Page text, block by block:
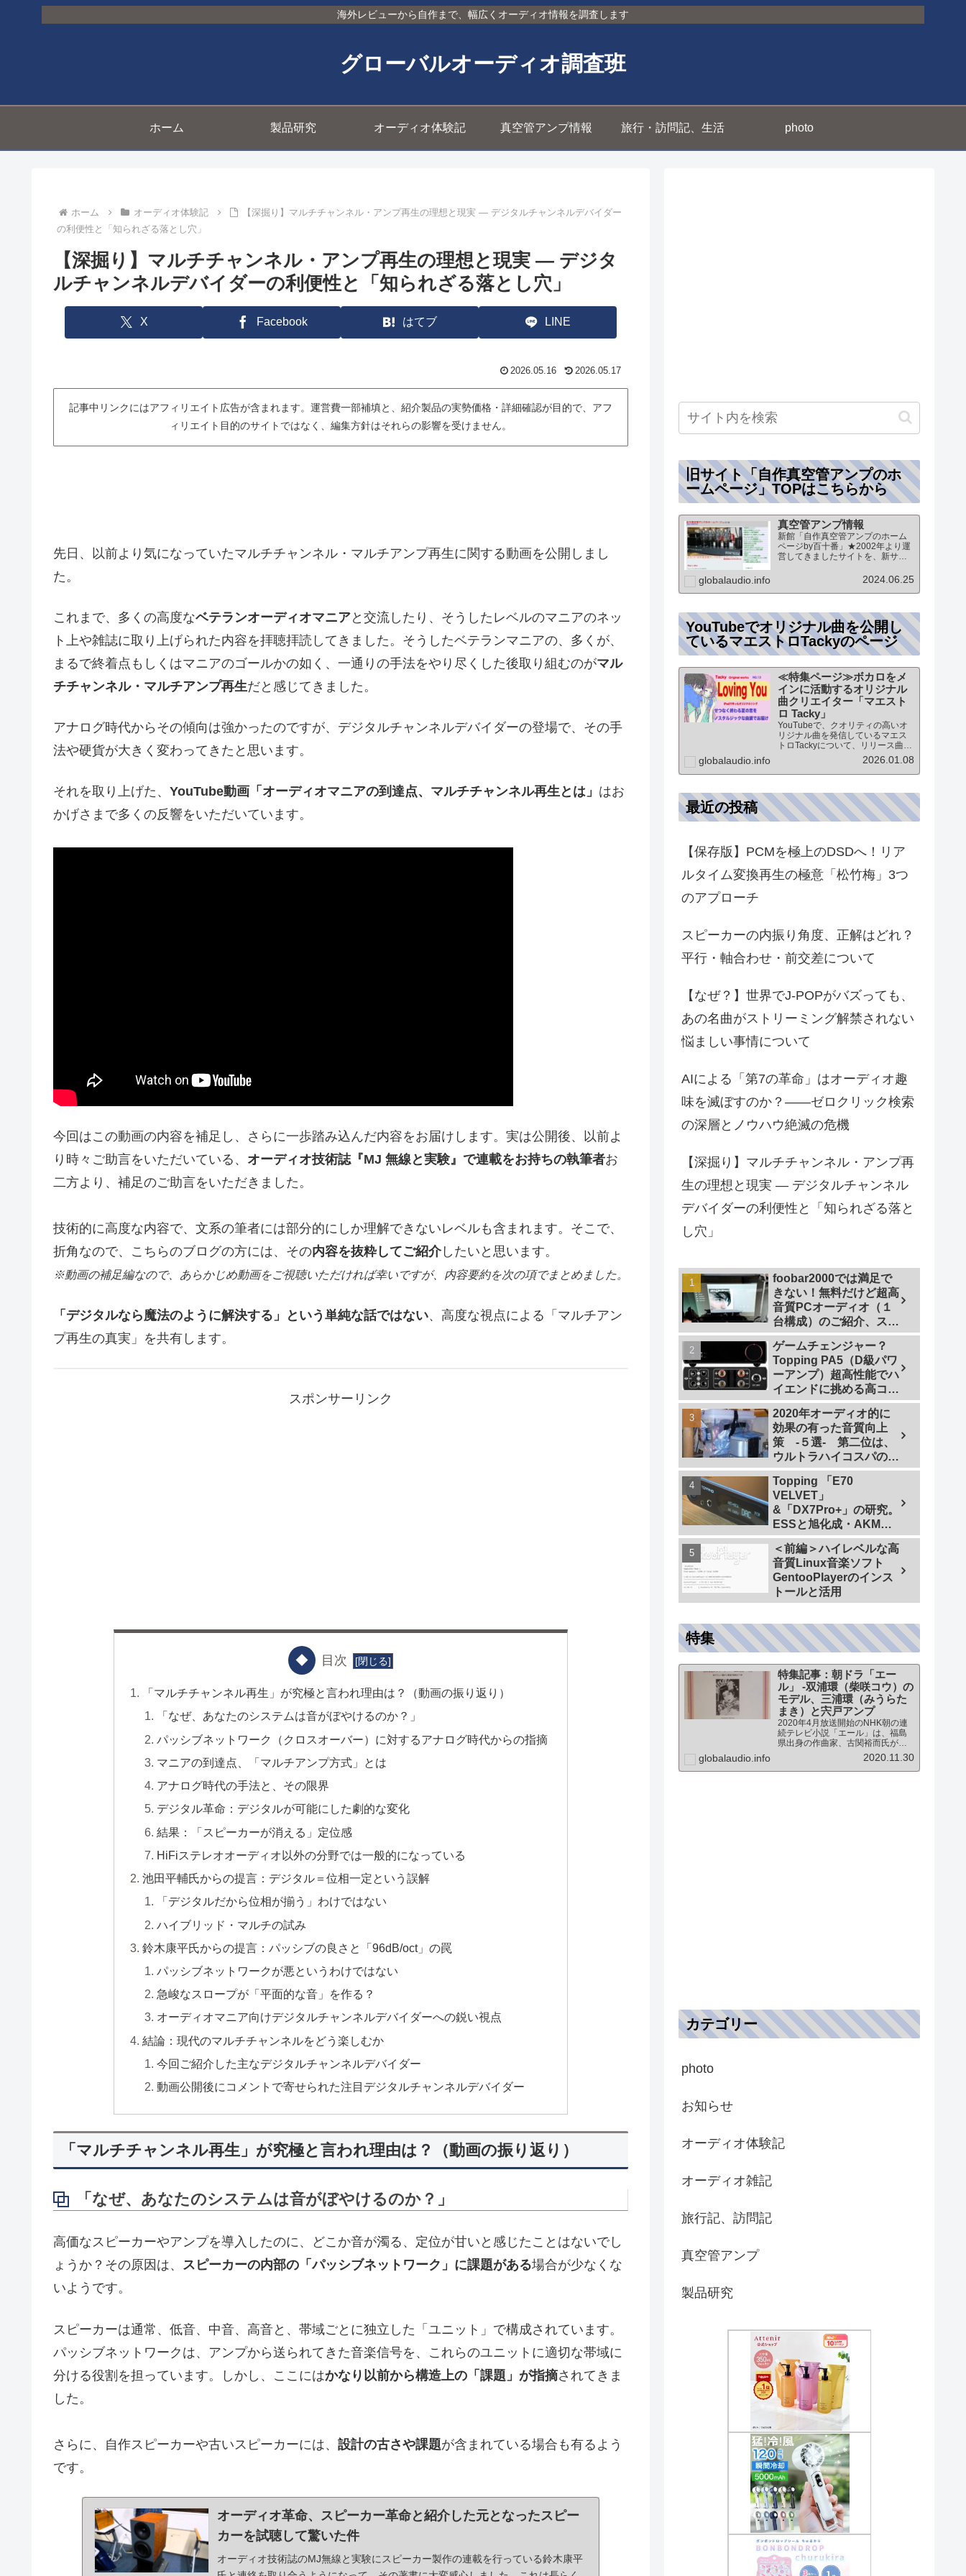
海外レビューから自作まで、幅広くオーディオ情報を調査します
グローバルオーディオ調査班
ホーム 製品研究 オーディオ体験記 真空管アンプ情報 旅行・訪問記、生活 photo
ホーム オーディオ体験記
【深掘り】マルチチャンネル・アンプ再生の理想と現実 — デジタルチャンネルデバイダー
の利便性と「知られざる落とし穴」
【深掘り】マルチチャンネル・アンプ再生の理想と現実 — デジタ
ルチャンネルデバイダーの利便性と「知られざる落とし穴」
X Facebook はてブ LINE
2026.05.16 2026.05.17
記事中リンクにはアフィリエイト広告が含まれます。運営費一部補填と、紹介製品の実勢価格・詳細確認が目的で、アフ
ィリエイト目的のサイトではなく、編集方針はそれらの影響を受けません。
先日、以前より気になっていたマルチチャンネル・マルチアンプ再生に関する動画を公開しまし
た。
これまで、多くの高度なベテランオーディオマニアと交流したり、そうしたレベルのマニアのネッ
ト上や雑誌に取り上げられた内容を拝聴拝読してきました。そうしたベテランマニアの、多くが、
まるで終着点もしくはマニアのゴールかの如く、一通りの手法をやり尽くした後取り組むのがマル
チチャンネル・マルチアンプ再生だと感じてきました。
アナログ時代からその傾向は強かったのですが、デジタルチャンネルデバイダーの登場で、その手
法や硬貨が大きく変わってきたと思います。
それを取り上げた、 YouTube動画「オーディオマニアの到達点、マルチチャンネル再生とは」 はお
かげさまで多くの反響をいただいています。
今回はこの動画の内容を補足し、さらに一歩踏み込んだ内容をお届けします。実は公開後、以前よ
り時々ご助言をいただいている、 オーディオ技術誌『MJ 無線と実験』で連載をお持ちの執筆者お
二方より、補足のご助言をいただきました。
技術的に高度な内容で、文系の筆者には部分的にしか理解できないレベルも含まれます。そこで、
折角なので、こちらのブログの方には、その内容を抜粋してご紹介したいと思います。
※動画の補足編なので、あらかじめ動画をご視聴いただければ幸いですが、内容要約を次の項でまとめました。
「デジタルなら魔法のように解決する」という単純な話ではない、高度な視点による「マルチアン
プ再生の真実」を共有します。
スポンサーリンク
目次
「マルチチャンネル再生」が究極と言われ理由は？（動画の振り返り）
「なぜ、あなたのシステムは音がぼやけるのか？」
パッシブネットワーク（クロスオーバー）に対するアナログ時代からの指摘
マニアの到達点、「マルチアンプ方式」とは
アナログ時代の手法と、その限界
デジタル革命：デジタルが可能にした劇的な変化
結果：「スピーカーが消える」定位感
HiFiステレオオーディオ以外の分野では一般的になっている
池田平輔氏からの提言：デジタル＝位相一定という誤解
「デジタルだから位相が揃う」わけではない
ハイブリッド・マルチの試み
鈴木康平氏からの提言：パッシブの良さと「96dB/oct」の罠
パッシブネットワークが悪というわけではない
急峻なスロープが「平面的な音」を作る？
オーディオマニア向けデジタルチャンネルデバイダーへの鋭い視点
結論：現代のマルチチャンネルをどう楽しむか
今回ご紹介した主なデジタルチャンネルデバイダー
動画公開後にコメントで寄せられた注目デジタルチャンネルデバイダー
「マルチチャンネル再生」が究極と言われ理由は？（動画の振り返り）
「なぜ、あなたのシステムは音がぼやけるのか？」
高価なスピーカーやアンプを導入したのに、どこか音が濁る、定位が甘いと感じたことはないでし
ょうか？その原因は、 スピーカーの内部の「パッシブネットワーク」に課題がある場合が少なくな
いようです。
スピーカーは通常、低音、中音、高音と、帯域ごとに独立した「ユニット」で構成されています。
パッシブネットワークは、アンプから送られてきた音楽信号を、これらのユニットに適切な帯域に
分ける役割を担っています。しかし、ここにはかなり以前から構造上の「課題」が指摘されてきま
した。
さらに、自作スピーカーや古いスピーカーには、 設計の古さや課題が含まれている場合も有るよう
です。
オーディオ革命、スピーカー革命と紹介した元となったスピー
カーを試聴して驚いた件
オーディオ技術誌のMJ無線と実験にスピーカー製作の連載を行っている鈴木康平
旧サイト「自作真空管アンプのホ
ームページ」TOPはこちらから
真空管アンプ情報
新館「自作真空管アンプのホーム
ページby百十番」★2002年より運
営してきましたサイトを、新サイ
は、「新館:自作真空管アンプのホ
ジになりますオーディオ情報全般
globalaudio.info 2024.06.25
YouTubeでオリジナル曲を公開し
ているマエストロTackyのページ
≪特集ページ≫ボカロをメ
インに活動するオリジナル
曲クリエイター「マエスト
ロ Tacky」
YouTubeで、クオリティの高いオ
リジナル曲を発信しているマエス
トロTackyについて、リリース曲の
紹介（Self liner note）やprofile・
最新情報など★動画チャンネル登
録100人突破記念作品の生歌版楽曲
globalaudio.info 2026.01.08
最近の投稿
【保存版】PCMを極上のDSDへ！リア
ルタイム変換再生の極意「松竹梅」3つ
のアプローチ
スピーカーの内振り角度、正解はどれ？
平行・軸合わせ・前交差について
【なぜ？】世界でJ-POPがバズっても、
あの名曲がストリーミング解禁されない
悩ましい事情について
AIによる「第7の革命」はオーディオ趣
味を滅ぼすのか？――ゼロクリック検索
の深層とノウハウ絶滅の危機
【深掘り】マルチチャンネル・アンプ再
生の理想と現実 — デジタルチャンネル
デバイダーの利便性と「知られざる落と
し穴」
foobar2000では満足で
きない！無料だけど超高
音質PCオーディオ（１
台構成）のご紹介、スマ
ホで操作も
ゲームチェンジャー？
Topping PA5（D級パワ
ーアンプ）超高性能でハ
イエンドに挑める高コス
トパフォーマンスなパワ
ーアンプの研究
2020年オーディオ的に
効果の有った音質向上
策 -５選- 第二位は、
ウルトラハイコスパの仮
想アース
Topping 「E70
VELVET」
&「DX7Pro+」の研究。
ESSと旭化成・AKMの
ハイエンドDAC比較＜
同一メーカーでテスト
【ES9038PRO Vs
AK4499EX】＞
＜前編＞ハイレベルな高
音質Linux音楽ソフト
GentooPlayerのインス
トールと活用
特集
特集記事：朝ドラ「エー
ル」 -双浦環（柴咲コウ）の
モデル、三浦環（みうらた
まき）と宍戸アンプ
2020年4月放送開始のNHK朝の連
続テレビ小説「エール」は、福島
県出身の作曲家、古関裕而氏がモ
デルとなっています。このドラマ
に登場する戦前の声楽家、三浦環
さんと、本サイトにも登場する宍
globalaudio.info 2020.11.30
カテゴリー
photo
お知らせ
オーディオ体験記
オーディオ雑記
旅行記、訪問記
真空管アンプ
製品研究